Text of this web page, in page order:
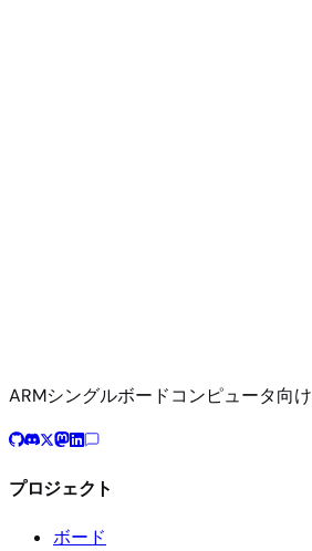
ARMシングルボードコンピュータ向
プロジェクト
ボード